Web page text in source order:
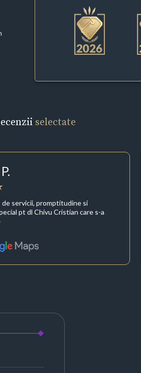
selectate
servicii, promptitudine si
pt dl Chivu Cristian care s-a